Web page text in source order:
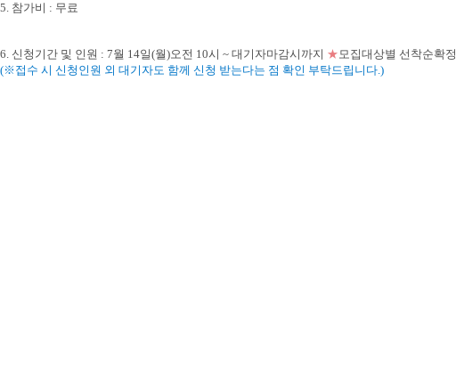
5. 참가비 : 무료
6. 신청기간 및 인원 : 7월 14일(월)오전 10시 ~ 대기자마감시까지 ★모집대상별 선착순확정
(※접수 시 신청인원 외 대기자도 함께 신청 받는다는 점 확인 부탁드립니다.)